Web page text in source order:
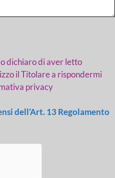
dichiaro di aver letto
il Titolare a rispondermi
privacy
dell’Art. 13 Regolamento